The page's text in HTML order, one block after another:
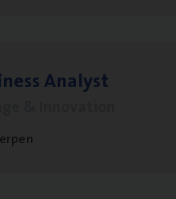
Analyst